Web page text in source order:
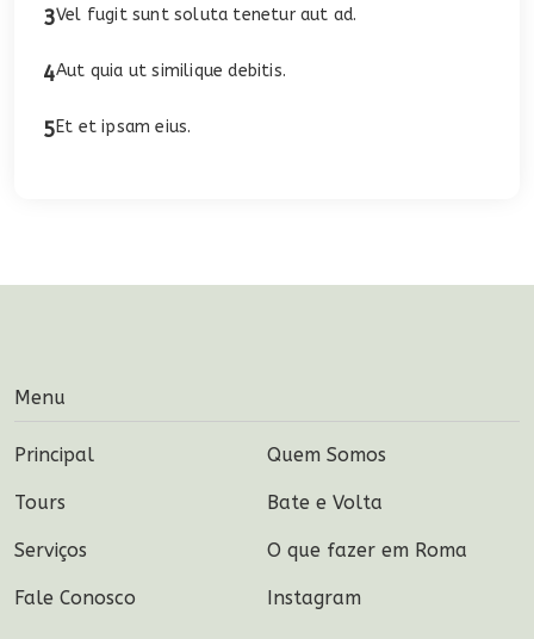
3Vel fugit sunt soluta tenetur aut ad.
4Aut quia ut similique debitis.
5Et et ipsam eius.
Menu
Principal Quem Somos
Tours Bate e Volta
Serviços O que fazer em Roma
Fale Conosco Instagram